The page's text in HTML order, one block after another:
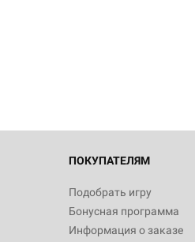
ПОКУПАТЕЛЯМ
Подобрать игру
Бонусная программа
Информация о заказе